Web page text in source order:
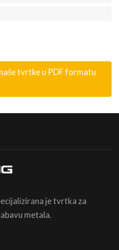
tvrtke u PDF formatu
je tvrtka za
metala.